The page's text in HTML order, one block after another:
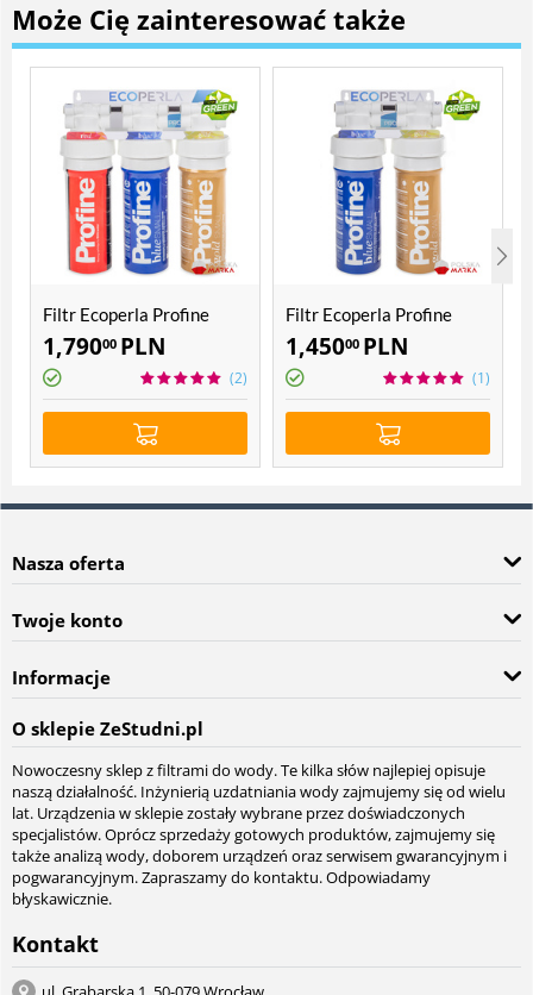
Może Cię zainteresować także
Filtr Ecoperla Profine
POU 3
1,79000 PLN
(2)
Filtr Ecoperla Profine
POU 2
1,45000 PLN
(1)
Nasza oferta
Twoje konto
Informacje
O sklepie ZeStudni.pl
Nowoczesny sklep z filtrami do wody. Te kilka słów najlepiej opisuje
naszą działalność. Inżynierią uzdatniania wody zajmujemy się od wielu
lat. Urządzenia w sklepie zostały wybrane przez doświadczonych
specjalistów. Oprócz sprzedaży gotowych produktów, zajmujemy się
także analizą wody, doborem urządzeń oraz serwisem gwarancyjnym i
pogwarancyjnym. Zapraszamy do kontaktu. Odpowiadamy
błyskawicznie.
Kontakt